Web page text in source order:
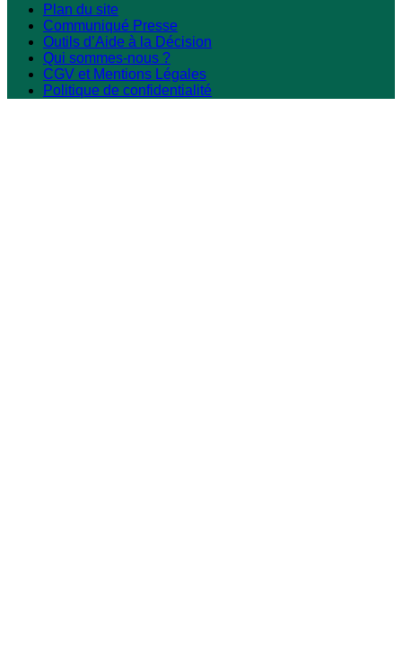
Plan du site
Communiqué Presse
Outils d’Aide à la Décision
Qui sommes-nous ?
CGV et Mentions Légales
Politique de confidentialité